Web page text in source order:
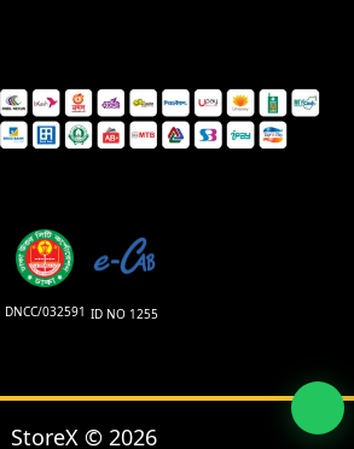
DNCC/032591 ID NO 1255
StoreX © 2026